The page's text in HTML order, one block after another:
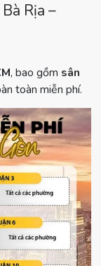
Rịa –
, bao gồm sân
toàn miễn phí.